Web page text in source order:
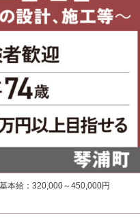
本給：320,000～450,000円